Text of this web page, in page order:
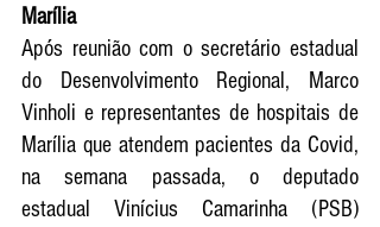
Marília
Após reunião com o secretário estadual
do Desenvolvimento Regional, Marco
Vinholi e representantes de hospitais de
Marília que atendem pacientes da Covid,
na semana passada, o deputado
estadual Vinícius Camarinha (PSB)